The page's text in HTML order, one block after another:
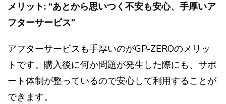
メリット: “あとから思いつく不安も安心、手厚いア
フターサービス”
アフターサービスも手厚いのがGP-ZEROのメリッ
トです。購入後に何か問題が発生した際にも、サポ
ート体制が整っているので安心して利用することが
できます。